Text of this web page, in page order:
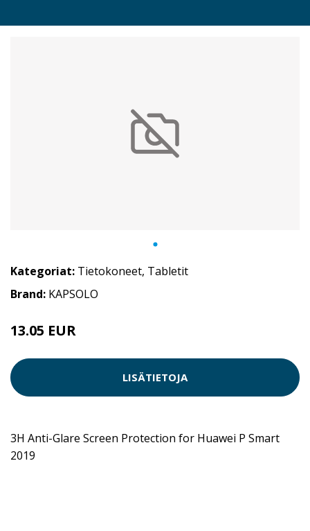
Kategoriat: Tietokoneet, Tabletit
Brand: KAPSOLO
13.05 EUR
LISÄTIETOJA
3H Anti-Glare Screen Protection for Huawei P Smart
2019